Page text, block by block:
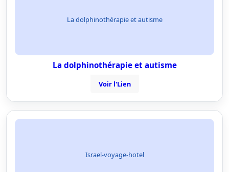
La dolphinothérapie et autisme
La dolphinothérapie et autisme
Voir l'Lien
Israel-voyage-hotel